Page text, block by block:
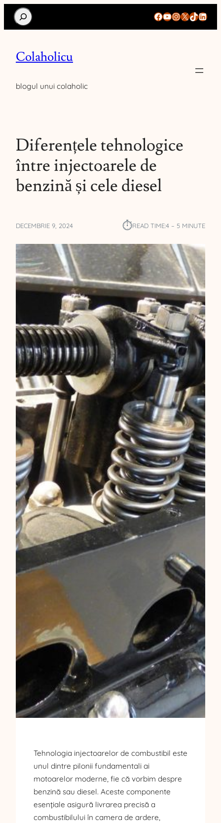
Search Facebook
YouTube
Instagram
X TikTok
Colaholicu
blogul unui colaholic
Diferențele tehnologice
între injectoarele de
benzină și cele diesel
DECEMBRIE 9, 2024 ⏱︎READ TIME:4 – 5 MINUTE
Tehnologia injectoarelor de combustibil este
unul dintre pilonii fundamentali ai
motoarelor moderne, fie că vorbim despre
benzină sau diesel. Aceste componente
esențiale asigură livrarea precisă a
combustibilului în camera de ardere,